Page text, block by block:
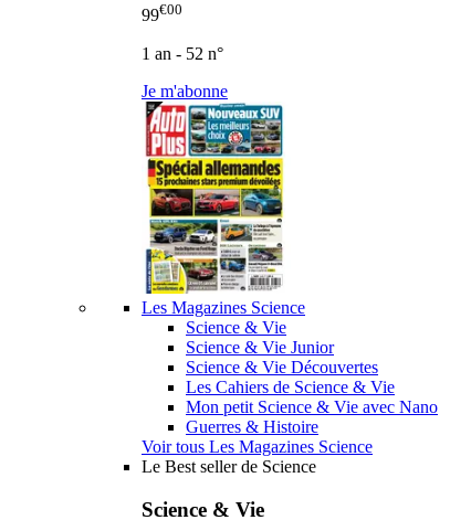
99€00
1 an - 52 n°
Je m'abonne
Les Magazines Science
Science & Vie
Science & Vie Junior
Science & Vie Découvertes
Les Cahiers de Science & Vie
Mon petit Science & Vie avec Nano
Guerres & Histoire
Voir tous Les Magazines Science
Le Best seller de Science
Science & Vie